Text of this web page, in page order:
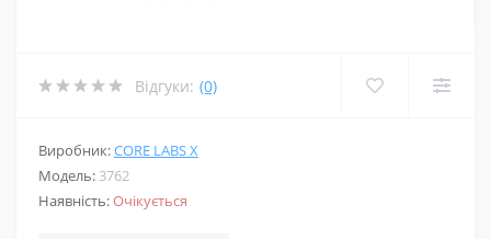
Відгуки: (0)
Виробник:CORE LABS X
Модель: 3762
Наявність:Очікується